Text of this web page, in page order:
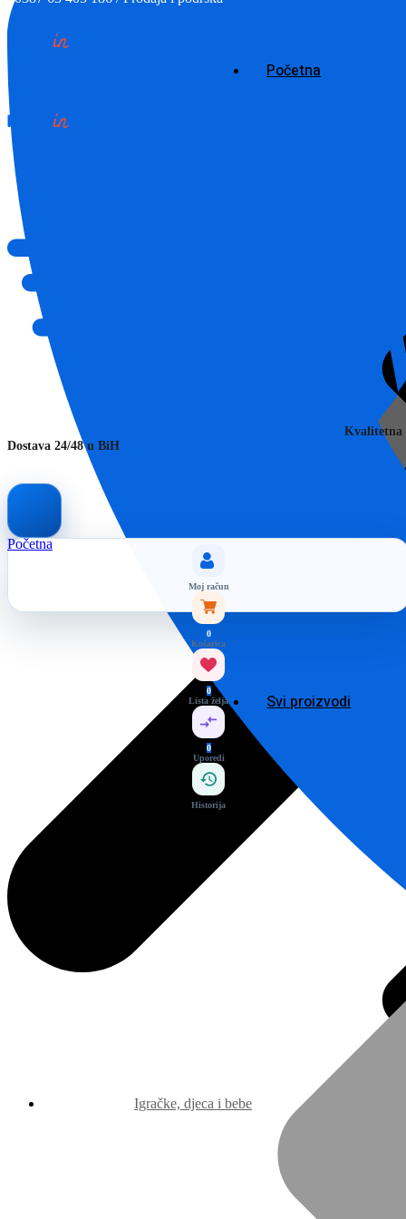
Igračke, djeca i bebe
Početna
Svi proizvodi
Dostava 24/48 u BiH
Kvalitetna
Moj račun
0
Košarica
0
Lista želja
0
Uporedi
Historija
Početna